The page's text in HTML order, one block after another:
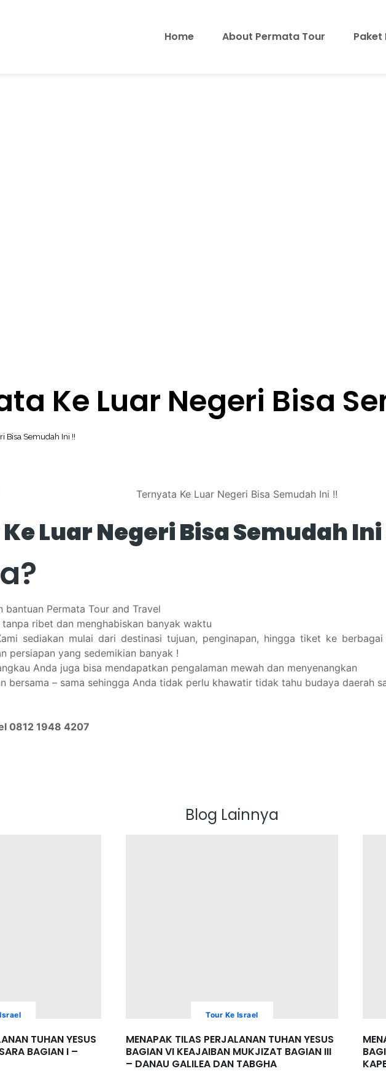
Home About Permata Tour Paket
Ke Luar Negeri Bisa
Bisa Semudah Ini !!
Luar Negeri Bisa Semudah
bantuan Permata Tour and Travel
tanpa ribet dan menghabiskan banyak waktu
sediakan mulai dari destinasi tujuan, penginapan, hingga tiket ke
persiapan yang sedemikian banyak !
Anda juga bisa mendapatkan pengalaman mewah dan menyenangkan
bersama – sama sehingga Anda tidak perlu khawatir tidak tahu budaya daerah
0812 1948 4207
Blog Lainnya
TUHAN YESUS
BAGIAN I –
Tour Ke Israel
MENAPAK TILAS PERJALANAN TUHAN YESUS
BAGIAN VI KEAJAIBAN MUKJIZAT BAGIAN III
– DANAU GALILEA DAN TABGHA